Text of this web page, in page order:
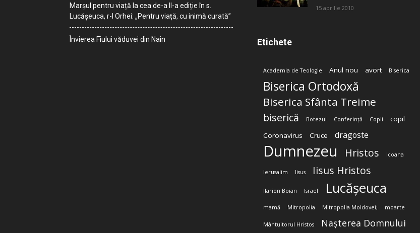
Marșul pentru viață la cea de-a II-a ediție în s.
Lucășeuca, r-l Orhei: „Pentru viață, cu inimă curată”
Învierea Fiului văduvei din Nain
15 aprilie 2010
Etichete
Academia de Teologie Anul nou avort Biserica
Biserica Ortodoxă
Biserica Sfânta Treime
biserică Botezul Conferință Copii
copil
Coronavirus
Cruce dragoste
Dumnezeu Hristos Icoana
Ierusalim Iisus Iisus Hristos
Ilarion Boian Israel Lucășeuca
mamă Mitropolia Mitropolia Moldovei; moarte
Mântuitorul Hristos Nașterea Domnului